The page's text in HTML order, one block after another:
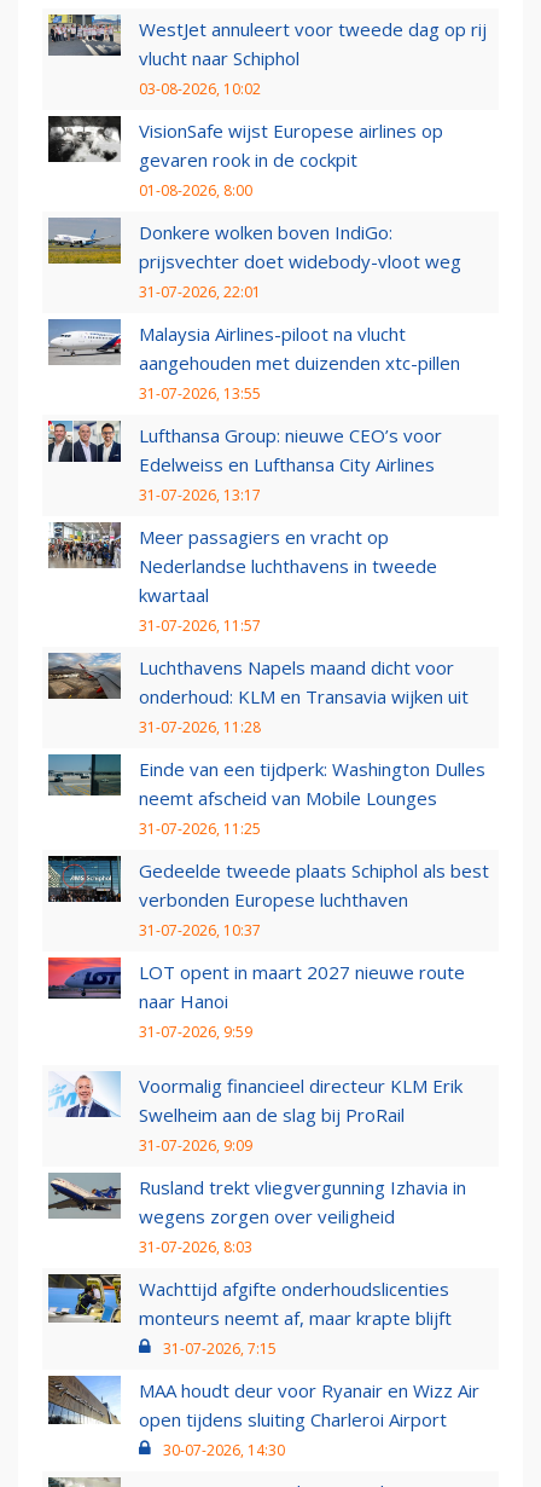
WestJet annuleert voor tweede dag op rij
vlucht naar Schiphol
03-08-2026, 10:02
VisionSafe wijst Europese airlines op
gevaren rook in de cockpit
01-08-2026, 8:00
Donkere wolken boven IndiGo:
prijsvechter doet widebody-vloot weg
31-07-2026, 22:01
Malaysia Airlines-piloot na vlucht
aangehouden met duizenden xtc-pillen
31-07-2026, 13:55
Lufthansa Group: nieuwe CEO’s voor
Edelweiss en Lufthansa City Airlines
31-07-2026, 13:17
Meer passagiers en vracht op
Nederlandse luchthavens in tweede
kwartaal
31-07-2026, 11:57
Luchthavens Napels maand dicht voor
onderhoud: KLM en Transavia wijken uit
31-07-2026, 11:28
Einde van een tijdperk: Washington Dulles
neemt afscheid van Mobile Lounges
31-07-2026, 11:25
Gedeelde tweede plaats Schiphol als best
verbonden Europese luchthaven
31-07-2026, 10:37
LOT opent in maart 2027 nieuwe route
naar Hanoi
31-07-2026, 9:59
Voormalig financieel directeur KLM Erik
Swelheim aan de slag bij ProRail
31-07-2026, 9:09
Rusland trekt vliegvergunning Izhavia in
wegens zorgen over veiligheid
31-07-2026, 8:03
Wachttijd afgifte onderhoudslicenties
monteurs neemt af, maar krapte blijft
31-07-2026, 7:15
MAA houdt deur voor Ryanair en Wizz Air
open tijdens sluiting Charleroi Airport
30-07-2026, 14:30